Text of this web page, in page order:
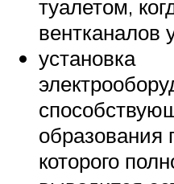
туалетом,
вентканалов
установка
образования
которого